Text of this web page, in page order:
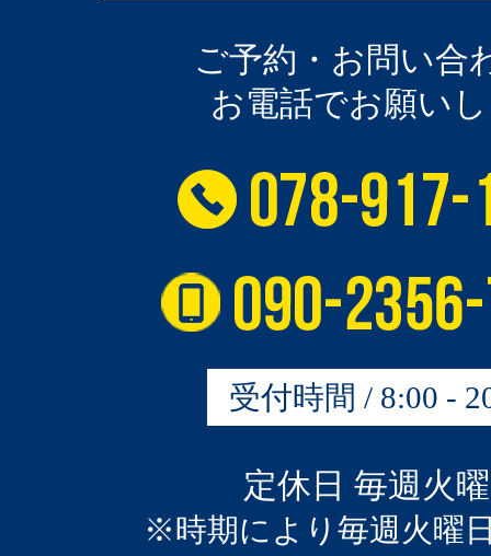
ご予約・お問い合
お電話でお願い
受付時間 / 8:00 -
定休日 毎週火
※時期により毎週火曜